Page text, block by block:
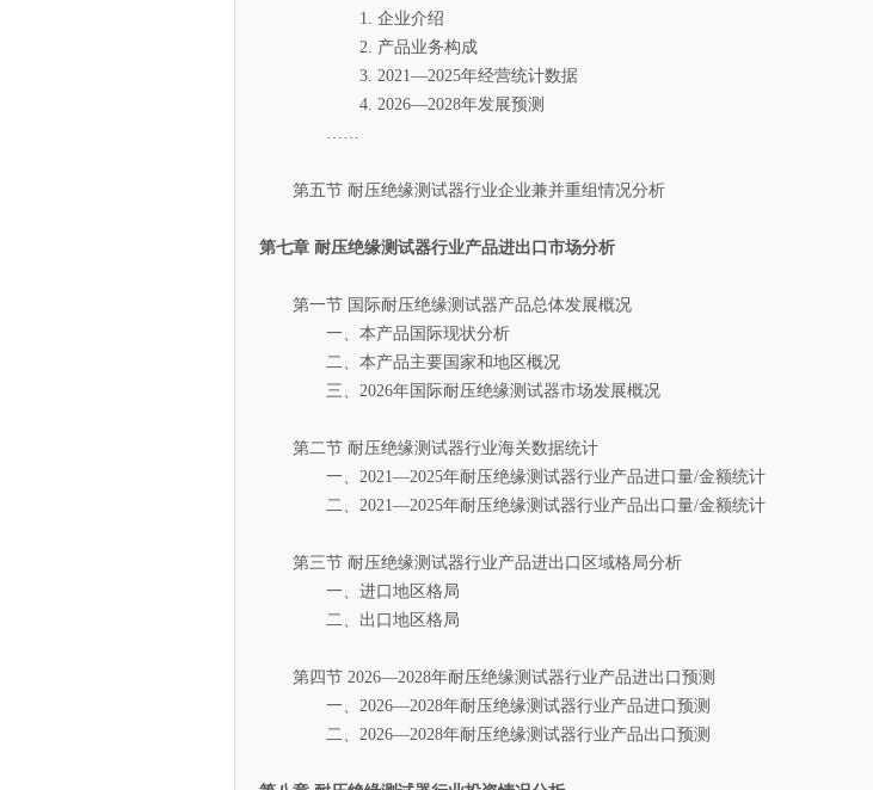
1. 企业介绍
2. 产品业务构成
3. 2021—2025年经营统计数据
4. 2026—2028年发展预测
……
第五节 耐压绝缘测试器行业企业兼并重组情况分析
第七章 耐压绝缘测试器行业产品进出口市场分析
第一节 国际耐压绝缘测试器产品总体发展概况
一、本产品国际现状分析
二、本产品主要国家和地区概况
三、2026年国际耐压绝缘测试器市场发展概况
第二节 耐压绝缘测试器行业海关数据统计
一、2021—2025年耐压绝缘测试器行业产品进口量/金额统计
二、2021—2025年耐压绝缘测试器行业产品出口量/金额统计
第三节 耐压绝缘测试器行业产品进出口区域格局分析
一、进口地区格局
二、出口地区格局
第四节 2026—2028年耐压绝缘测试器行业产品进出口预测
一、2026—2028年耐压绝缘测试器行业产品进口预测
二、2026—2028年耐压绝缘测试器行业产品出口预测